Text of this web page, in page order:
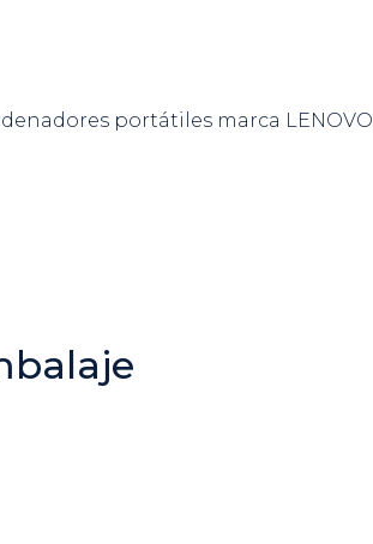
portátiles marca LENOVO